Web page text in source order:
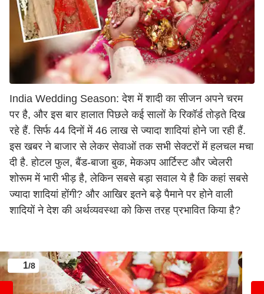
India Wedding Season: देश में शादी का सीजन अपने चरम
पर है, और इस बार हालात पिछले कई सालों के रिकॉर्ड तोड़ते दिख
रहे हैं. सिर्फ 44 दिनों में 46 लाख से ज्यादा शादियां होने जा रही हैं.
इस खबर ने बाजार से लेकर सेवाओं तक सभी सेक्टरों में हलचल मचा
दी है. होटल फुल, बैंड-बाजा बुक, मेकअप आर्टिस्ट और ज्वेलरी
शोरूम में भारी भीड़ है, लेकिन सबसे बड़ा सवाल ये है कि कहां सबसे
ज्यादा शादियां होंगी? और आखिर इतने बड़े पैमाने पर होने वाली
शादियों ने देश की अर्थव्यवस्था को किस तरह प्रभावित किया है?
1/8